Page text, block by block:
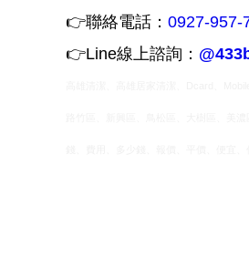
👉聯絡電話： 0927-957-
👉Line線上諮詢：